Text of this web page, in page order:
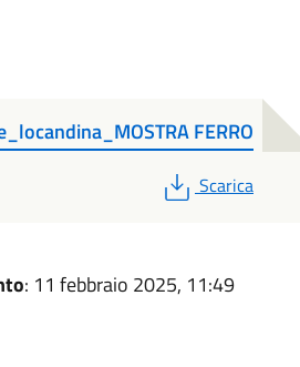
FERRO
PDF
Scarica
: 11 febbraio 2025, 11:49